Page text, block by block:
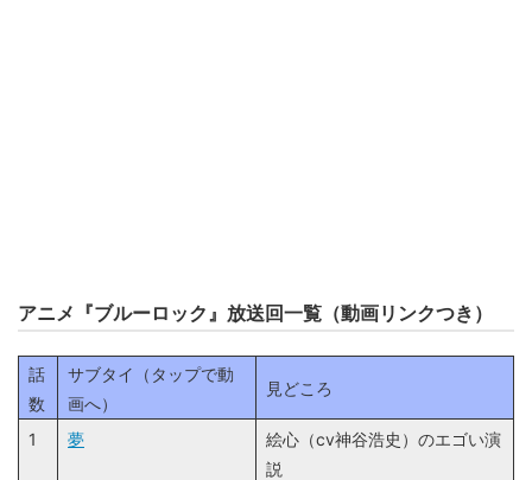
アニメ『ブルーロック』放送回一覧（動画リンクつき）
話
数
サブタイ（タップで動
画へ）
見どころ
1 夢
絵心（cv神谷浩史）のエゴい演
説